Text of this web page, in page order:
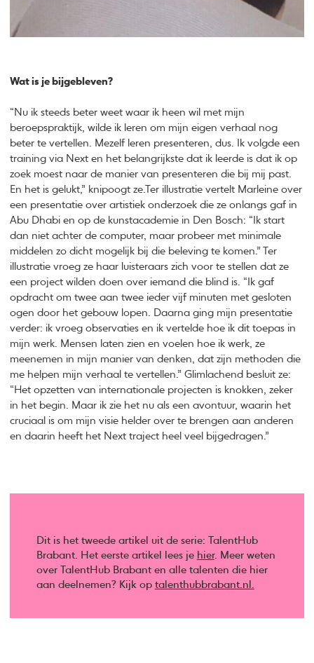
Wat is je bijgebleven?
“Nu ik steeds beter weet waar ik heen wil met mijn
beroepspraktijk, wilde ik leren om mijn eigen verhaal nog
beter te vertellen. Mezelf leren presenteren, dus. Ik volgde een
training via Next en het belangrijkste dat ik leerde is dat ik op
zoek moest naar de manier van presenteren die bij mij past.
En het is gelukt,” knipoogt ze.Ter illustratie vertelt Marleine over
een presentatie over artistiek onderzoek die ze onlangs gaf in
Abu Dhabi en op de kunstacademie in Den Bosch: “Ik start
dan niet achter de computer, maar probeer met minimale
middelen zo dicht mogelijk bij die beleving te komen.” Ter
illustratie vroeg ze haar luisteraars zich voor te stellen dat ze
een project wilden doen over iemand die blind is. “Ik gaf
opdracht om twee aan twee ieder vijf minuten met gesloten
ogen door het gebouw lopen. Daarna ging mijn presentatie
verder: ik vroeg observaties en ik vertelde hoe ik dit toepas in
mijn werk. Mensen laten zien en voelen hoe ik werk, ze
meenemen in mijn manier van denken, dat zijn methoden die
me helpen mijn verhaal te vertellen.” Glimlachend besluit ze:
“Het opzetten van internationale projecten is knokken, zeker
in het begin. Maar ik zie het nu als een avontuur, waarin het
cruciaal is om mijn visie helder over te brengen aan anderen
en daarin heeft het Next traject heel veel bijgedragen.”
Dit is het tweede artikel uit de serie: TalentHub
Brabant. Het eerste artikel lees je hier. Meer weten
over TalentHub Brabant en alle talenten die hier
aan deelnemen? Kijk op talenthubbrabant.nl.